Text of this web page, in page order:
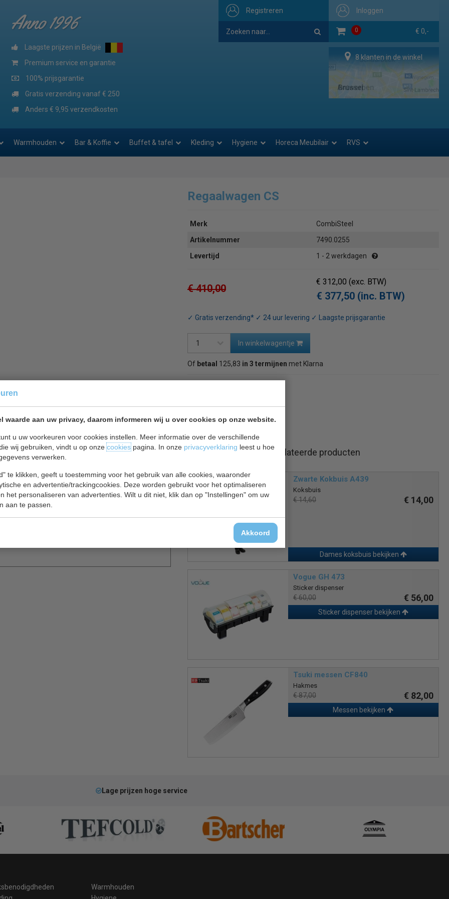
waarde aan uw privacy, daarom informeren wij u over cookies op onze website.
u uw voorkeuren voor cookies instellen. Meer informatie over de verschillende
wij gebruiken, vindt u op onzecookiespagina. In onze privacyverklaring leest u hoe
verwerken.
te klikken, geeft u toestemming voor het gebruik van alle cookies, waaronder
en advertentie/trackingcookies. Deze worden gebruikt voor het optimaliseren
het personaliseren van advertenties. Wilt u dit niet, klik dan op "Instellingen" om uw
aan te passen.
Akkoord
Inloggen
0 € 0,-
Registreren
Anno 1996
Laagste prijzen in België
Premium service en garantie
100% prijsgarantie
Gratis verzending vanaf € 250
Anders € 9,95 verzendkosten
8 klanten in de winkel
Warmhouden Bar & Koffie Buffet & tafel Kleding Hygiene Horeca Meubilair RVS
Regaalwagen CS
Merk
CombiSteel
Artikelnummer
7490.0255
Levertijd
1 - 2 werkdagen
€ 410,00
€ 312,00(exc. BTW)
€ 377,50 (inc. BTW)
✓ Gratis verzending* ✓ 24 uur levering ✓ Laagste prijsgarantie
In winkelwagentje
Of betaal 125,83 in 3 termijnen met Klarna
gastronorm bakken, de maten zijn 600x400.
met rem.
Gerelateerde producten
Zwarte Kokbuis A439
Koksbuis
€ 14,60 € 14,00
Dames koksbuis bekijken
Vogue GH 473
Sticker dispenser
€ 60,00 € 56,00
Sticker dispenser bekijken
Tsuki messen CF840
Hakmes
€ 87,00 € 82,00
Messen bekijken
Lage prijzen hoge service
Warmhouden